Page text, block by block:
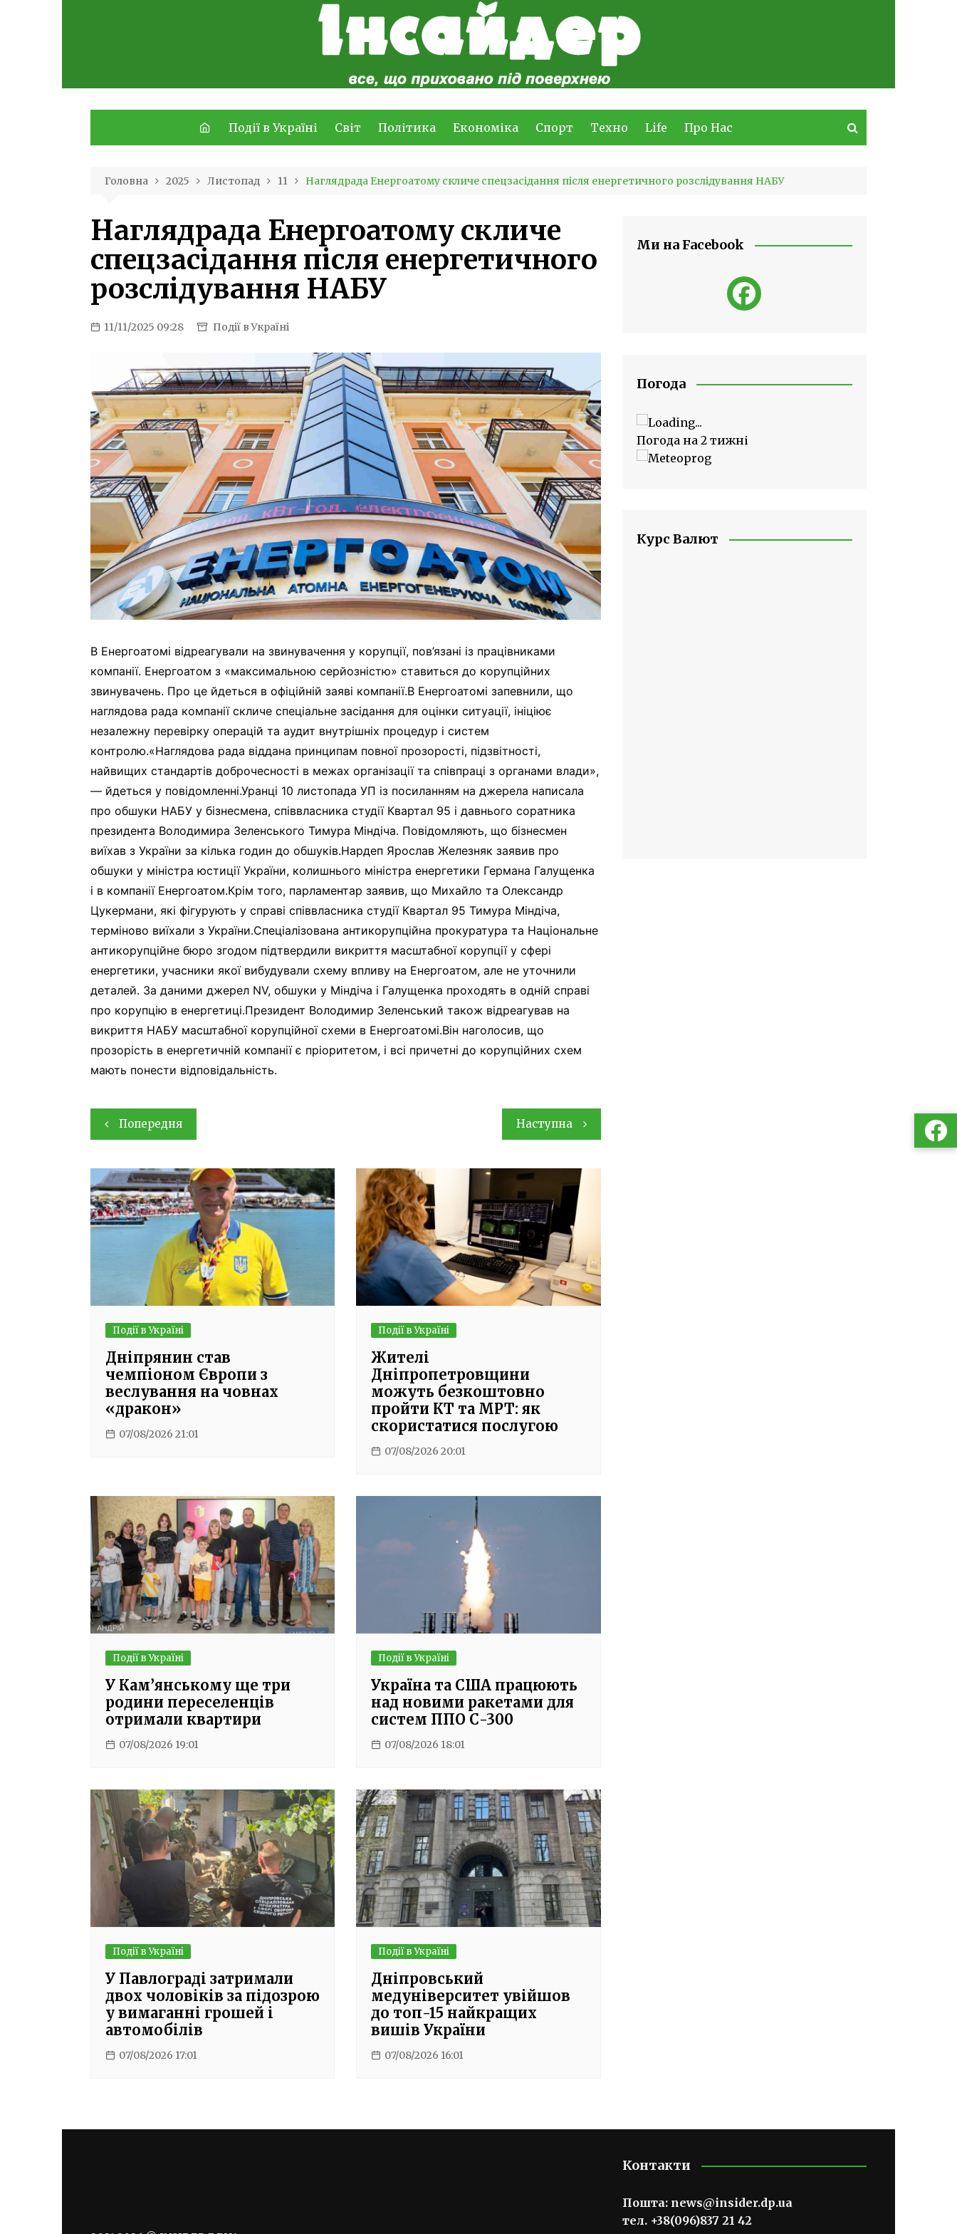
Події в Україні Світ Політика Економіка Спорт Техно Life Про Нас
Головна 2025 Листопад 11 Наглядрада Енергоатому скличе спецзасідання після енергетичного розслідування НАБУ
Наглядрада Енергоатому скличе
спецзасідання після енергетичного
розслідування НАБУ
11/11/2025 09:28 Події в Україні
В Енергоатомі відреагували на звинувачення у корупції, пов’язані із працівниками
компанії. Енергоатом з «максимальною серйозністю» ставиться до корупційних
звинувачень. Про це йдеться в офіційній заяві компанії.В Енергоатомі запевнили, що
наглядова рада компанії скличе спеціальне засідання для оцінки ситуації, ініціює
незалежну перевірку операцій та аудит внутрішніх процедур і систем
контролю.«Наглядова рада віддана принципам повної прозорості, підзвітності,
найвищих стандартів доброчесності в межах організації та співпраці з органами влади»,
— йдеться у повідомленні.Уранці 10 листопада УП із посиланням на джерела написала
про обшуки НАБУ у бізнесмена, співвласника студії Квартал 95 і давнього соратника
президента Володимира Зеленського Тимура Міндіча. Повідомляють, що бізнесмен
виїхав з України за кілька годин до обшуків.Нардеп Ярослав Железняк заявив про
обшуки у міністра юстиції України, колишнього міністра енергетики Германа Галущенка
і в компанії Енергоатом.Крім того, парламентар заявив, що Михайло та Олександр
Цукермани, які фігурують у справі співвласника студії Квартал 95 Тимура Міндіча,
терміново виїхали з України.Спеціалізована антикорупційна прокуратура та Національне
антикорупційне бюро згодом підтвердили викриття масштабної корупції у сфері
енергетики, учасники якої вибудували схему впливу на Енергоатом, але не уточнили
деталей. За даними джерел NV, обшуки у Міндіча і Галущенка проходять в одній справі
про корупцію в енергетиці.Президент Володимир Зеленський також відреагував на
викриття НАБУ масштабної корупційної схеми в Енергоатомі.Він наголосив, що
прозорість в енергетичній компанії є пріоритетом, і всі причетні до корупційних схем
мають понести відповідальність.
Навігація
записів
Попередня Наступна
Події в Україні
Дніпрянин став
чемпіоном Європи з
веслування на човнах
«дракон»
07/08/2026 21:01
Події в Україні
Жителі
Дніпропетровщини
можуть безкоштовно
пройти КТ та МРТ: як
скористатися послугою
07/08/2026 20:01
Події в Україні
У Кам’янському ще три
родини переселенців
отримали квартири
07/08/2026 19:01
Події в Україні
Україна та США працюють
над новими ракетами для
систем ППО С-300
07/08/2026 18:01
Події в Україні
У Павлограді затримали
двох чоловіків за підозрою
у вимаганні грошей і
автомобілів
07/08/2026 17:01
Події в Україні
Дніпровський
медуніверситет увійшов
до топ-15 найкращих
вишів України
07/08/2026 16:01
Ми на Facebook
Погода
Погода на 2 тижні
Курс Валют
Контакти
Пошта: news@insider.dp.ua
тел. +38(096)837 21 42